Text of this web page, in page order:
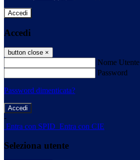
Accedi
Accedi
button close ×
Nome Utente
Password
Password dimenticata?
-
Entra con SPID Entra con CIE
Seleziona utente